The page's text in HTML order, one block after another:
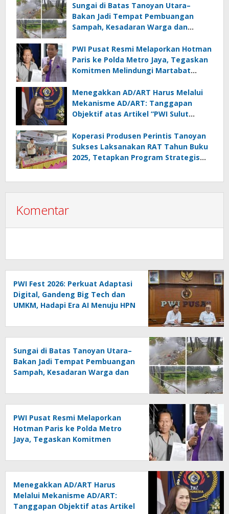
Sungai di Batas Tanoyan Utara–
Bakan Jadi Tempat Pembuangan
Sampah, Kesadaran Warga dan
PWI Pusat Resmi Melaporkan Hotman
Paris ke Polda Metro Jaya, Tegaskan
Komitmen Melindungi Martabat
Menegakkan AD/ART Harus Melalui
Mekanisme AD/ART: Tanggapan
Objektif atas Artikel “PWI Sulut
Melanggar Aturan”
Koperasi Produsen Perintis Tanoyan
Sukses Laksanakan RAT Tahun Buku
2025, Tetapkan Program Strategis
Komentar
PWI Fest 2026: Perkuat Adaptasi
Digital, Gandeng Big Tech dan
UMKM, Hadapi Era AI Menuju HPN
Sungai di Batas Tanoyan Utara–
Bakan Jadi Tempat Pembuangan
Sampah, Kesadaran Warga dan
Dipertanyakan
PWI Pusat Resmi Melaporkan
Hotman Paris ke Polda Metro
Jaya, Tegaskan Komitmen
Menegakkan AD/ART Harus
Melalui Mekanisme AD/ART:
Tanggapan Objektif atas Artikel